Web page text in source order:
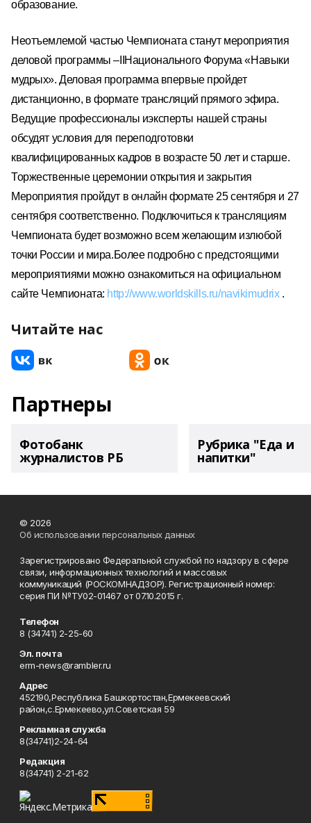
образование.
Неотъемлемой частью Чемпионата станут мероприятия
деловой программы– Национального Форума «Навыки
мудрых».Деловая программа впервые пройдет
дистанционно, в формате трансляций прямого эфира.
Ведущие профессионалы иэксперты нашей страны
обсудят условия для переподготовки
квалифицированных кадров в возрасте 50 лет и старше.
Торжественные церемонии открытия и закрытия
Мероприятия пройдут в онлайн формате 25 сентября и 27
сентября соответственно. Подключиться к трансляциям
Чемпионата будет возможно всем желающим излюбой
точки России и мира.Более подробно с предстоящими
мероприятиями можно ознакомиться на официальном
сайте Чемпионата: http://www.worldskills.ru/navikimudrix .
Читайте нас
Партнеры
Фотобанк
журналистов РБ
Рубрика "Еда и
напитки"
© 2026
Об использовании персональных данных
Зарегистрировано Федеральной службой по надзору в сфере
связи, информационных технологий и массовых
коммуникаций (РОСКОМНАДЗОР). Регистрационный номер:
серия ПИ №ТУ02-01467 от 07.10.2015 г.
Телефон
8 (34741) 2-25-60
Эл. почта
erm-news@rambler.ru
Адрес
452190,Республика Башкортостан,Ермекеевский
район,с.Ермекеево,ул.Советская 59
Рекламная служба
8(34741)2-24-64
Редакция
8(34741) 2-21-62